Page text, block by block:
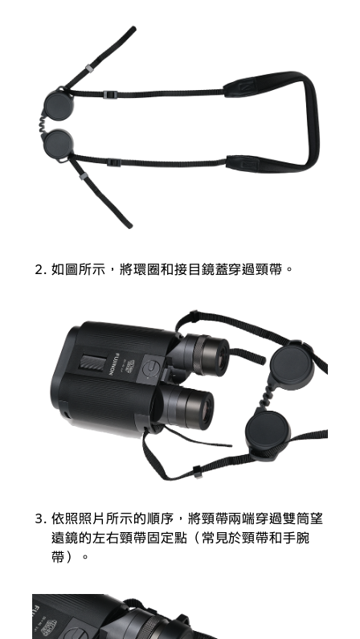
如圖所示，將環圈和接目鏡蓋穿過頸帶。
依照照片所示的順序，將頸帶兩端穿過雙筒望
遠鏡的左右頸帶固定點（常見於頸帶和手腕
帶）。